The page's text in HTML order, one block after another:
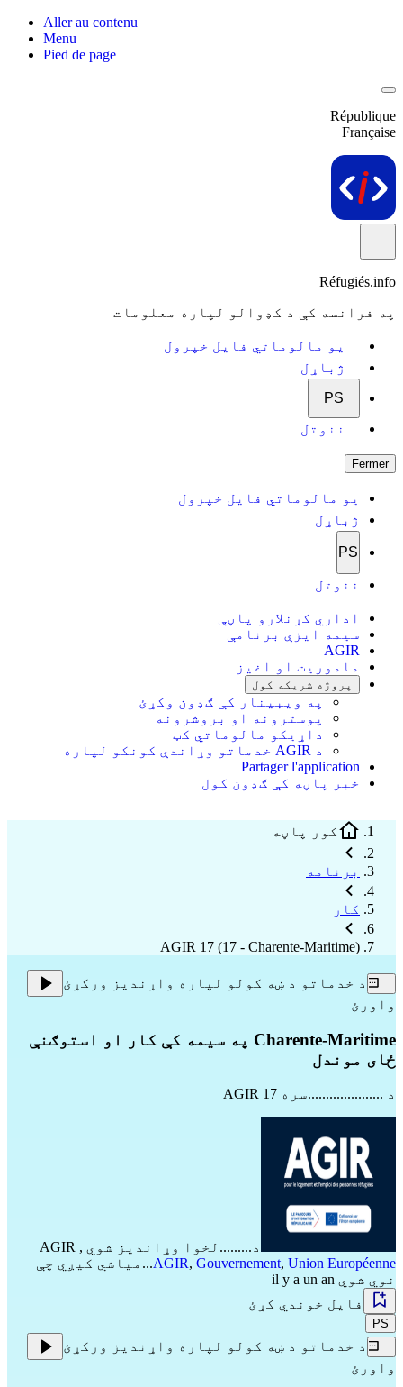
Aller au contenu
Menu
Pied de page
République
Française
Réfugiés.info
په فرانسه کې د کډوالو لپاره معلومات
یو مالوماتي فایل خپرول
ژباړل
PS
ننوتل
Fermer
یو مالوماتي فایل خپرول
ژباړل
PS
ننوتل
اداري کړنلارو پاڼې
سیمه ایزې برنامې
AGIR
ماموریت او اغیز
پروژه شریکه کول
په ویبینار کې ګډون وکړئ
پوسترونه او بروشرونه
داړیکو مالوماتي کټ
د AGIR خدماتو وړاندې کونکو لپاره
Partager l'application
خبر پاڼه کې ګډون کول
کور پاڼه
برنامه
کار
AGIR 17 (17 - Charente-Maritime)
د خدماتو د ښه کولو لپاره واړندیز ورکړئ
واورئ
Charente-Maritime په سیمه کې کار او استوګنې
ځای موندل
د .....................سره AGIR 17
د.........لخوا وړاندیز شوي AGIR ,
AGIR, Gouvernement, Union Européenne
...میاشي کیږي چې
نوي شوي il y a un an
فایل خوندي کړئ
PS
د خدماتو د ښه کولو لپاره واړندیز ورکړئ
واورئ